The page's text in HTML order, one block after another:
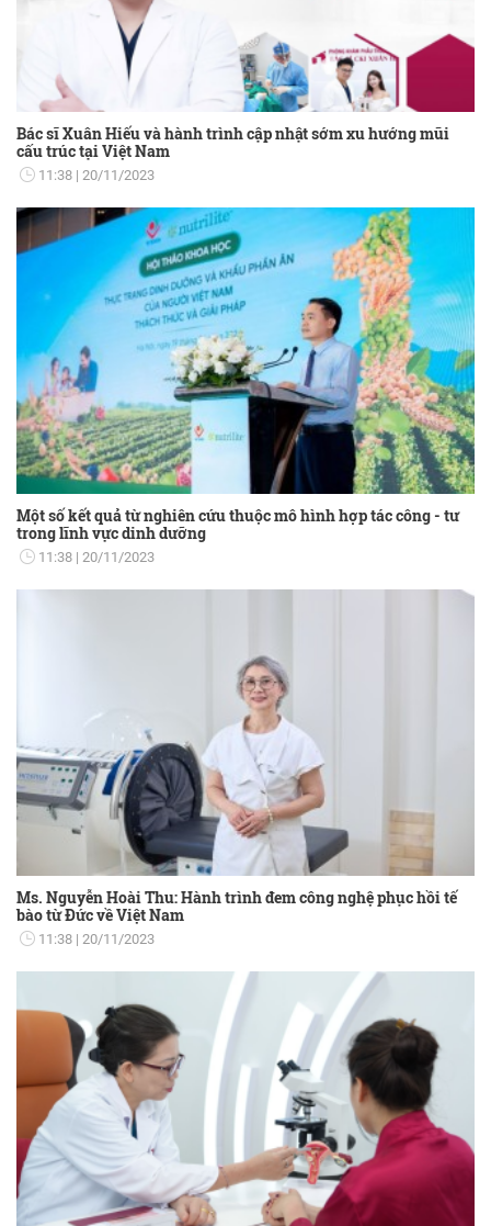
Bác sĩ Xuân Hiếu và hành trình cập nhật sớm xu hướng mũi
cấu trúc tại Việt Nam
11:38 20/11/2023
Một số kết quả từ nghiên cứu thuộc mô hình hợp tác công - tư
trong lĩnh vực dinh dưỡng
11:38 20/11/2023
Ms. Nguyễn Hoài Thu: Hành trình đem công nghệ phục hồi tế
bào từ Đức về Việt Nam
11:38 20/11/2023